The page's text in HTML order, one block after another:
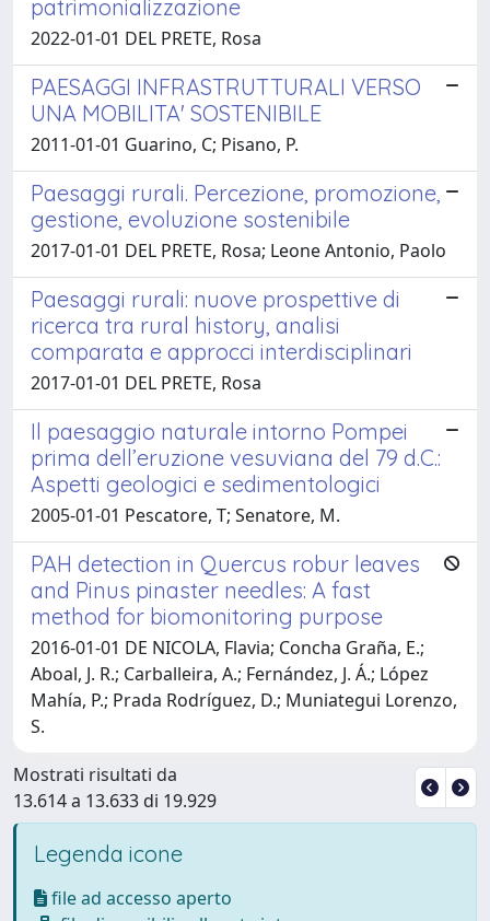
patrimonializzazione
2022-01-01 DEL PRETE, Rosa
PAESAGGI INFRASTRUTTURALI VERSO
UNA MOBILITA' SOSTENIBILE
2011-01-01 Guarino, C; Pisano, P.
Paesaggi rurali. Percezione, promozione,
gestione, evoluzione sostenibile
2017-01-01 DEL PRETE, Rosa; Leone Antonio, Paolo
Paesaggi rurali: nuove prospettive di
ricerca tra rural history, analisi
comparata e approcci interdisciplinari
2017-01-01 DEL PRETE, Rosa
Il paesaggio naturale intorno Pompei
prima dell’eruzione vesuviana del 79 d.C.:
Aspetti geologici e sedimentologici
2005-01-01 Pescatore, T; Senatore, M.
PAH detection in Quercus robur leaves
and Pinus pinaster needles: A fast
method for biomonitoring purpose
2016-01-01 DE NICOLA, Flavia; Concha Graña, E.;
Aboal, J. R.; Carballeira, A.; Fernández, J. Á.; López
Mahía, P.; Prada Rodríguez, D.; Muniategui Lorenzo,
S.
Mostrati risultati da
13.614 a 13.633 di 19.929
Legenda icone
file ad accesso aperto